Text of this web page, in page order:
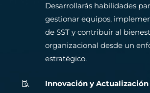
Desarrollarás habilidades
gestionar equipos,
de SST y contribuir al
organizacional desde un
estratégico.

Innovación y Actualización